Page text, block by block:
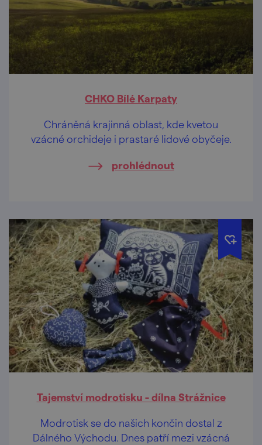
CHKO Bílé Karpaty
Chráněná krajinná oblast, kde kvetou
vzácné orchideje i prastaré lidové obyčeje.
prohlédnout
Tajemství modrotisku - dílna Strážnice
Modrotisk se do našich končin dostal z
Dálného Východu. Dnes patří mezi vzácná